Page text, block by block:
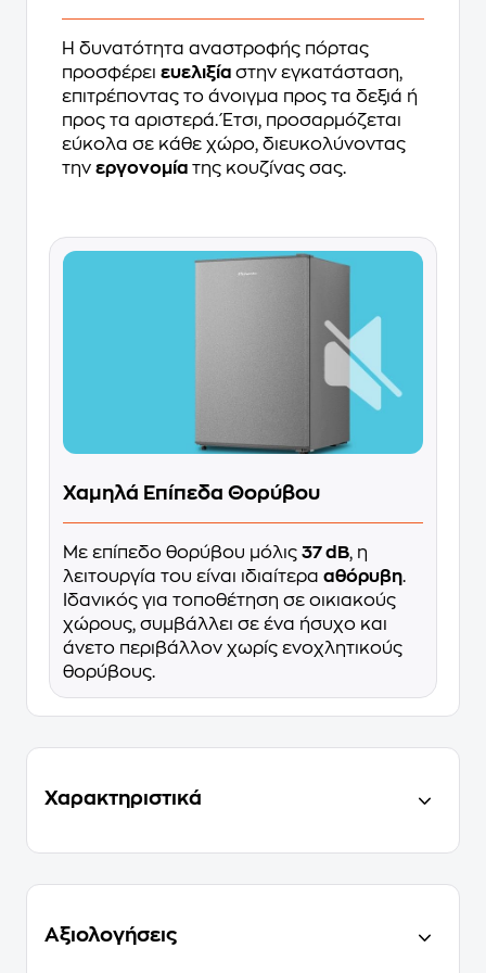
Η δυνατότητα αναστροφής πόρτας
προσφέρει ευελιξία στην εγκατάσταση,
επιτρέποντας το άνοιγμα προς τα δεξιά ή
προς τα αριστερά. Έτσι, προσαρμόζεται
εύκολα σε κάθε χώρο, διευκολύνοντας
την εργονομία της κουζίνας σας.
Χαμηλά Επίπεδα Θορύβου
Με επίπεδο θορύβου μόλις 37 dB, η
λειτουργία του είναι ιδιαίτερα αθόρυβη.
Ιδανικός για τοποθέτηση σε οικιακούς
χώρους, συμβάλλει σε ένα ήσυχο και
άνετο περιβάλλον χωρίς ενοχλητικούς
θορύβους.
Χαρακτηριστικά
Αξιολογήσεις